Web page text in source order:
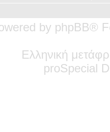
by phpBB®
Ελληνική
proSpecial